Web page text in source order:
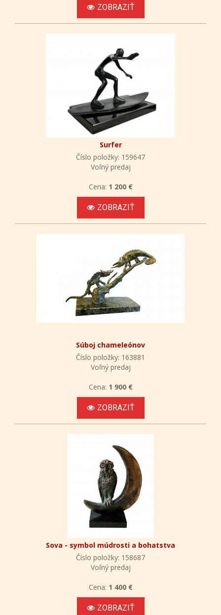
ZOBRAZIŤ
Surfer
Číslo položky: 159647
Voľný predaj
Cena: 1 200 €
ZOBRAZIŤ
Súboj chameleónov
Číslo položky: 163881
Voľný predaj
Cena: 1 900 €
ZOBRAZIŤ
Sova - symbol múdrosti a bohatstva
Číslo položky: 158687
Voľný predaj
Cena: 1 400 €
ZOBRAZIŤ